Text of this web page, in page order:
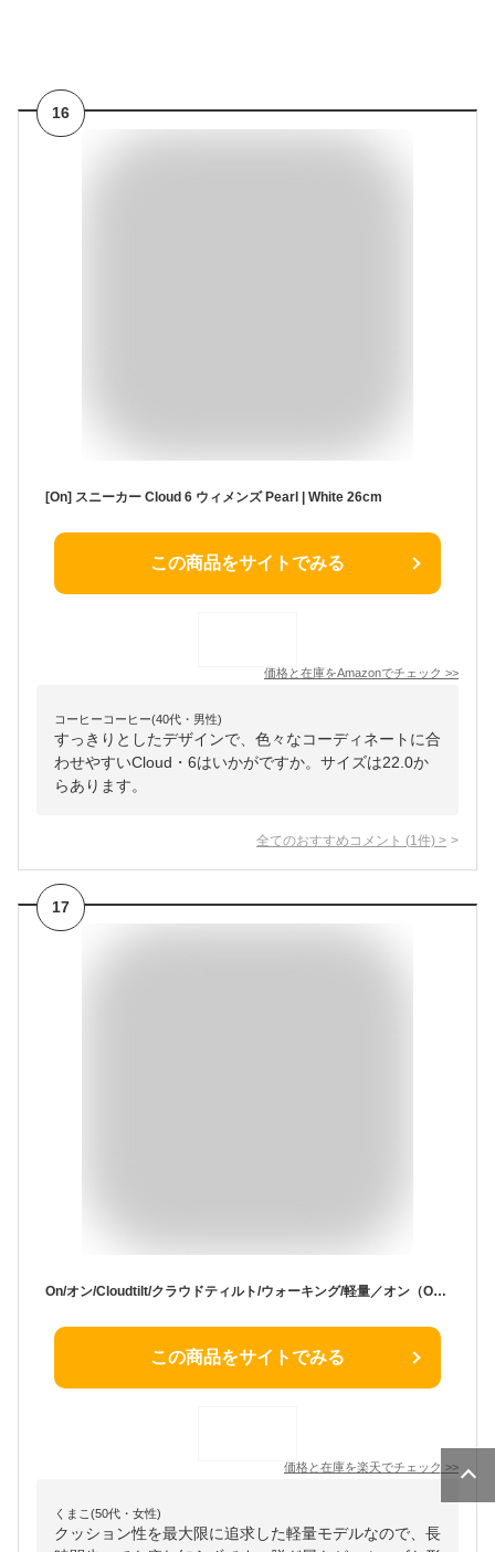
16
[On] スニーカー Cloud 6 ウィメンズ Pearl | White 26cm
この商品をサイトでみる
価格と在庫をAmazonでチェック >>
コーヒーコーヒー(40代・男性)
すっきりとしたデザインで、色々なコーディネートに合
わせやすいCloud・6はいかがですか。サイズは22.0か
らあります。
全てのおすすめコメント (1 件) >
17
On/オン/Cloudtilt/クラウドティルト/ウォーキング/軽量／オン（On）
この商品をサイトでみる
価格と在庫を楽天でチェック >>
くまこ(50代・女性)
クッション性を​​​最大限に​​​追求した​​​軽量モデルなので、長